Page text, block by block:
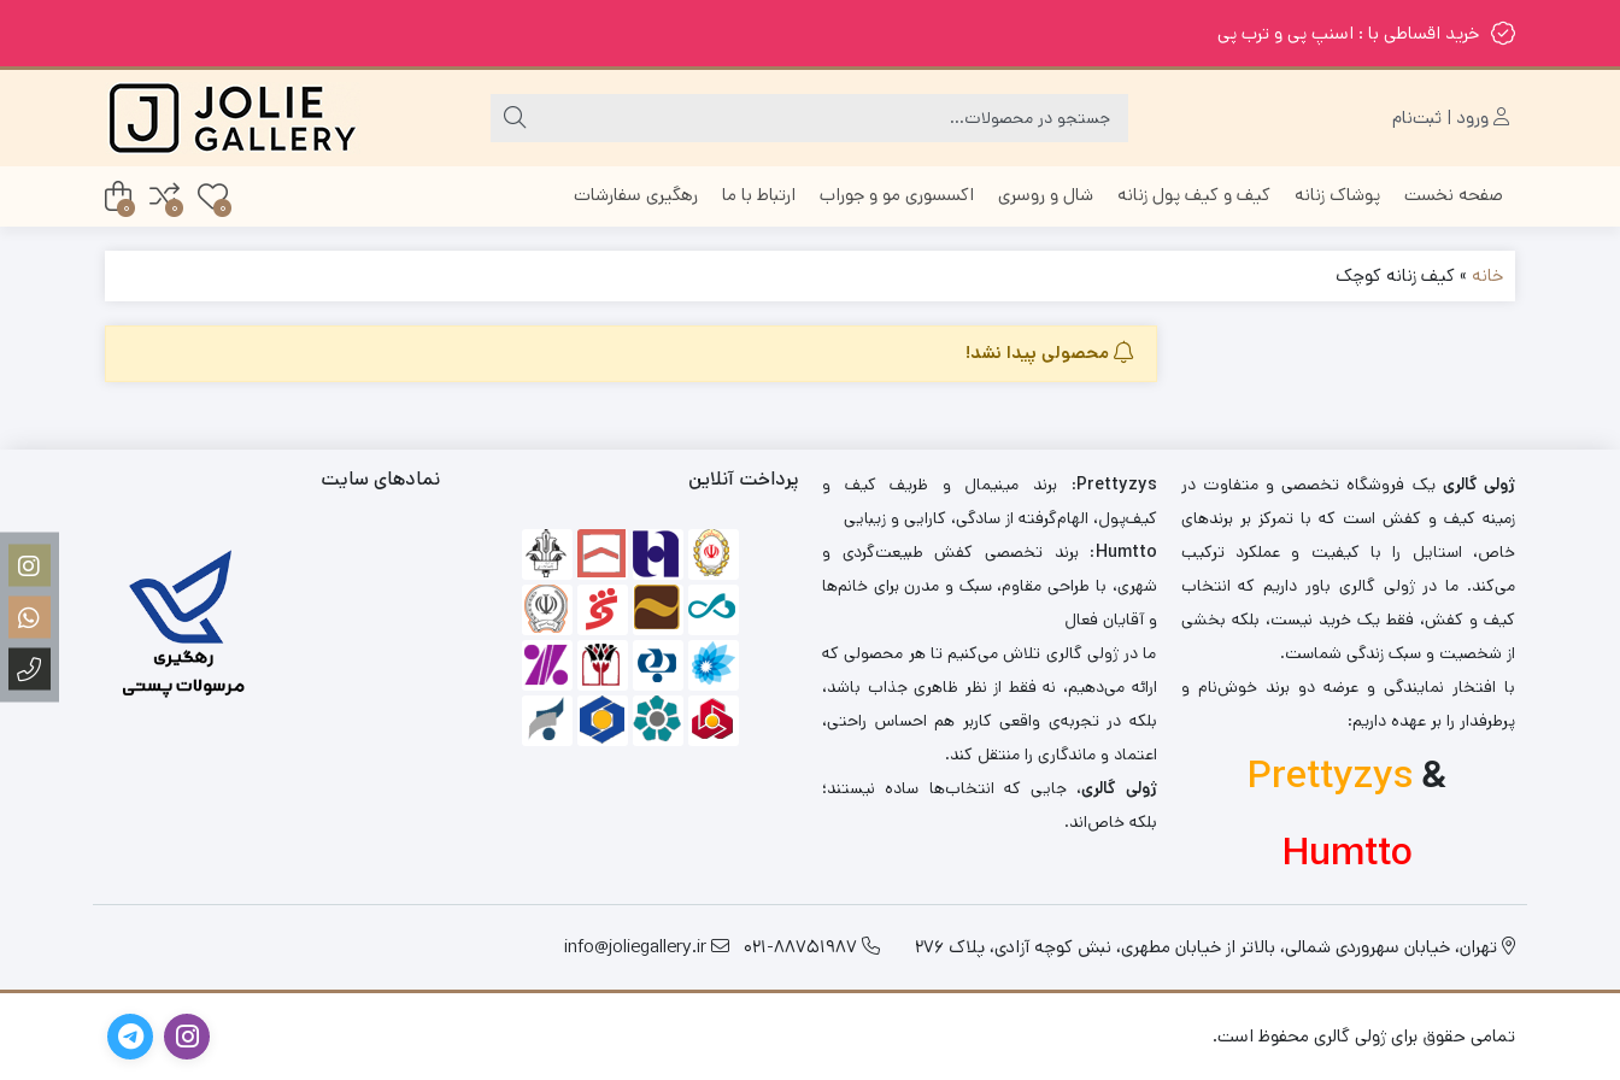
خرید اقساطی با : اسنپ پی و ترب پی
ورود | ثبت‌نام
صفحه نخست پوشاک زنانه کیف و کیف پول زنانه شال و روسری اکسسوری مو و جوراب ارتباط با ما رهگیری سفارشات
0
0
0
خانه »کیف زنانه کوچک
محصولی پیدا نشد!
ژولی گالری یک فروشگاه تخصصی و متفاوت در
زمینه کیف و کفش است که با تمرکز بر برندهای
خاص، استایل را با کیفیت و عملکرد ترکیب
می‌کند. ما در ژولی گالری باور داریم که انتخاب
کیف و کفش، فقط یک خرید نیست، بلکه بخشی
از شخصیت و سبک زندگی شماست.
با افتخار نمایندگی و عرضه دو برند خوش‌نام و
پرطرفدار را بر عهده داریم:
Prettyzys&
Humtto
Prettyzys: برند مینیمال و ظریف کیف و
کیف‌پول، الهام‌گرفته از سادگی، کارایی و زیبایی
Humtto: برند تخصصی کفش طبیعت‌گردی و
شهری، با طراحی مقاوم، سبک و مدرن برای خانم‌ها
و آقایان فعال
ما در ژولی گالری تلاش می‌کنیم تا هر محصولی که
ارائه می‌دهیم، نه فقط از نظر ظاهری جذاب باشد،
بلکه در تجربه‌ی واقعی کاربر هم احساس راحتی،
اعتماد و ماندگاری را منتقل کند.
ژولی گالری، جایی که انتخاب‌ها ساده نیستند؛
بلکه خاص‌اند.
پرداخت آنلاین نمادهای سایت
تهران، خیابان سهروردی شمالی، بالاتر از خیابان مطهری، نبش کوچه آزادی، پلاک 276 021-88751987
info@joliegallery.ir
تمامی حقوق برای ژولی گالری محفوظ است.